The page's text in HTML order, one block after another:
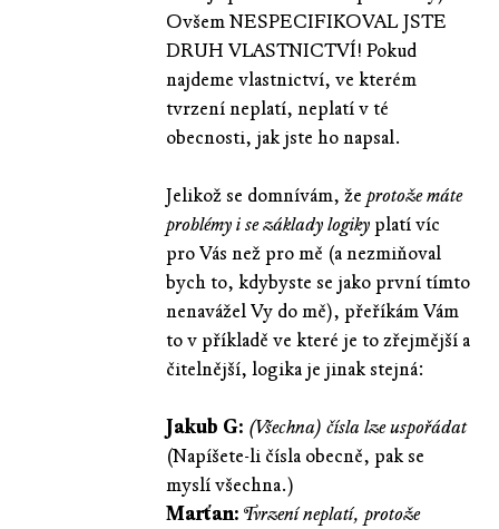
Ovšem NESPECIFIKOVAL JSTE
DRUH VLASTNICTVÍ! Pokud
najdeme vlastnictví, ve kterém
tvrzení neplatí, neplatí v té
obecnosti, jak jste ho napsal.
Jelikož se domnívám, že protože máte
problémy i se základy logikyplatí víc
pro Vás než pro mě (a nezmiňoval
bych to, kdybyste se jako první tímto
nenavážel Vy do mě), přeříkám Vám
to v příkladě ve které je to zřejmější a
čitelnější, logika je jinak stejná:
Jakub G: (Všechna) čísla lze uspořádat
(Napíšete-li čísla obecně, pak se
myslí všechna.)
Marťan: Tvrzení neplatí, protože